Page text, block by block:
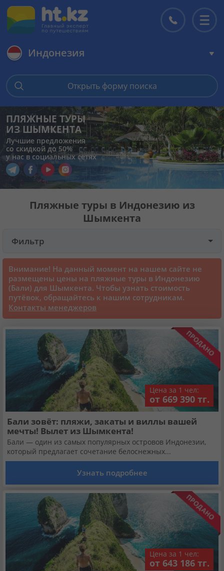
Горящие туры
Цены на туры
Страны
Туры
Круизы
Статьи
70101 отзыв наших туристов
Сертификаты
О нас
Для бизнеса
Контакты
Кабинет туриста
Валюта: KZT USD EUR
Язык: Русский Қазақша
Установи наше мобильное приложение
Индонезия
Открыть форму поиска
ПЛЯЖНЫЕ ТУРЫ
ИЗ ШЫМКЕНТА
Лучшие предложения
со скидкой до 50%
у нас в социальных сетях
Перейти в наш Telegram
Перейти в наш Facebook
Перейти в наш YouTube
Перейти в наш Instagram
Пляжные туры в Индонезию из
Шымкента
Фильтр
Внимание! На данный момент на нашем сайте не
размещены цены на пляжные туры в Индонезию
(Бали) для Шымкента. Чтобы узнать стоимость
путёвок, обращайтесь к нашим сотрудникам.
Контакты менеджеров
Цена за 1 чел:
от 669 390 тг.
Бали зовёт: пляжи, закаты и виллы вашей
мечты! Вылет из Шымкента!
Бали — один из самых популярных островов Индонезии,
который предлагает сочетание белоснежных...
Узнать подробнее
Цена за 1 чел:
от 643 186 тг.